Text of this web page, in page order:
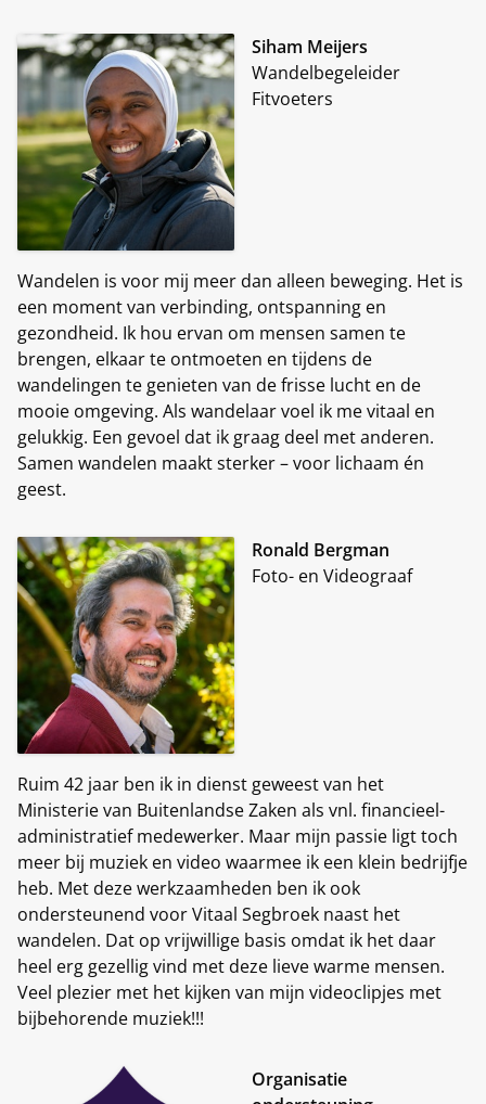
Siham Meijers
Wandelbegeleider
Fitvoeters
Wandelen is voor mij meer dan alleen beweging. Het is
een moment van verbinding, ontspanning en
gezondheid. Ik hou ervan om mensen samen te
brengen, elkaar te ontmoeten en tijdens de
wandelingen te genieten van de frisse lucht en de
mooie omgeving. Als wandelaar voel ik me vitaal en
gelukkig. Een gevoel dat ik graag deel met anderen.
Samen wandelen maakt sterker – voor lichaam én
geest.
Ronald Bergman
Foto- en Videograaf
Ruim 42 jaar ben ik in dienst geweest van het
Ministerie van Buitenlandse Zaken als vnl. financieel-
administratief medewerker. Maar mijn passie ligt toch
meer bij muziek en video waarmee ik een klein bedrijfje
heb. Met deze werkzaamheden ben ik ook
ondersteunend voor Vitaal Segbroek naast het
wandelen. Dat op vrijwillige basis omdat ik het daar
heel erg gezellig vind met deze lieve warme mensen.
Veel plezier met het kijken van mijn videoclipjes met
bijbehorende muziek!!!
Organisatie